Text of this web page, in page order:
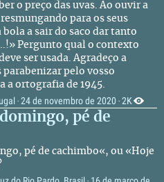
o preço das uvas. Ao ouvir a
para os seus
a sair do saco dar tanto
Pergunto qual o contexto
ser usada. Agradeço a
parabenizar pelo vosso
a ortografia de 1945.
· 24 de novembro de 2020 · 2K
pé de
pé de cachimbo«, ou «Hoje